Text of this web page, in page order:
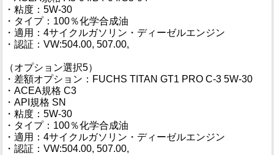
・粘度：5W-30
・タイプ：100％化学合成油
・適用：4サイクルガソリン・ディーゼルエンジン
・認証：VW:504.00, 507.00,
（オプション選択5）
・差額オプション：FUCHS TITAN GT1 PRO C-3 5W-30
・ACEA規格 C3
・API規格 SN
・粘度：5W-30
・タイプ：100％化学合成油
・適用：4サイクルガソリン・ディーゼルエンジン
・認証：VW:504.00, 507.00,